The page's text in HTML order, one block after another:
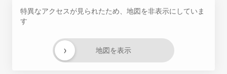
特異なアクセスが見られたため、地図を非表示にしていま
す
地図を表示
›